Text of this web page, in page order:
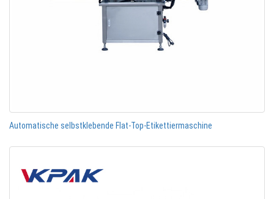
Automatische selbstklebende Flat-Top-Etikettiermaschine